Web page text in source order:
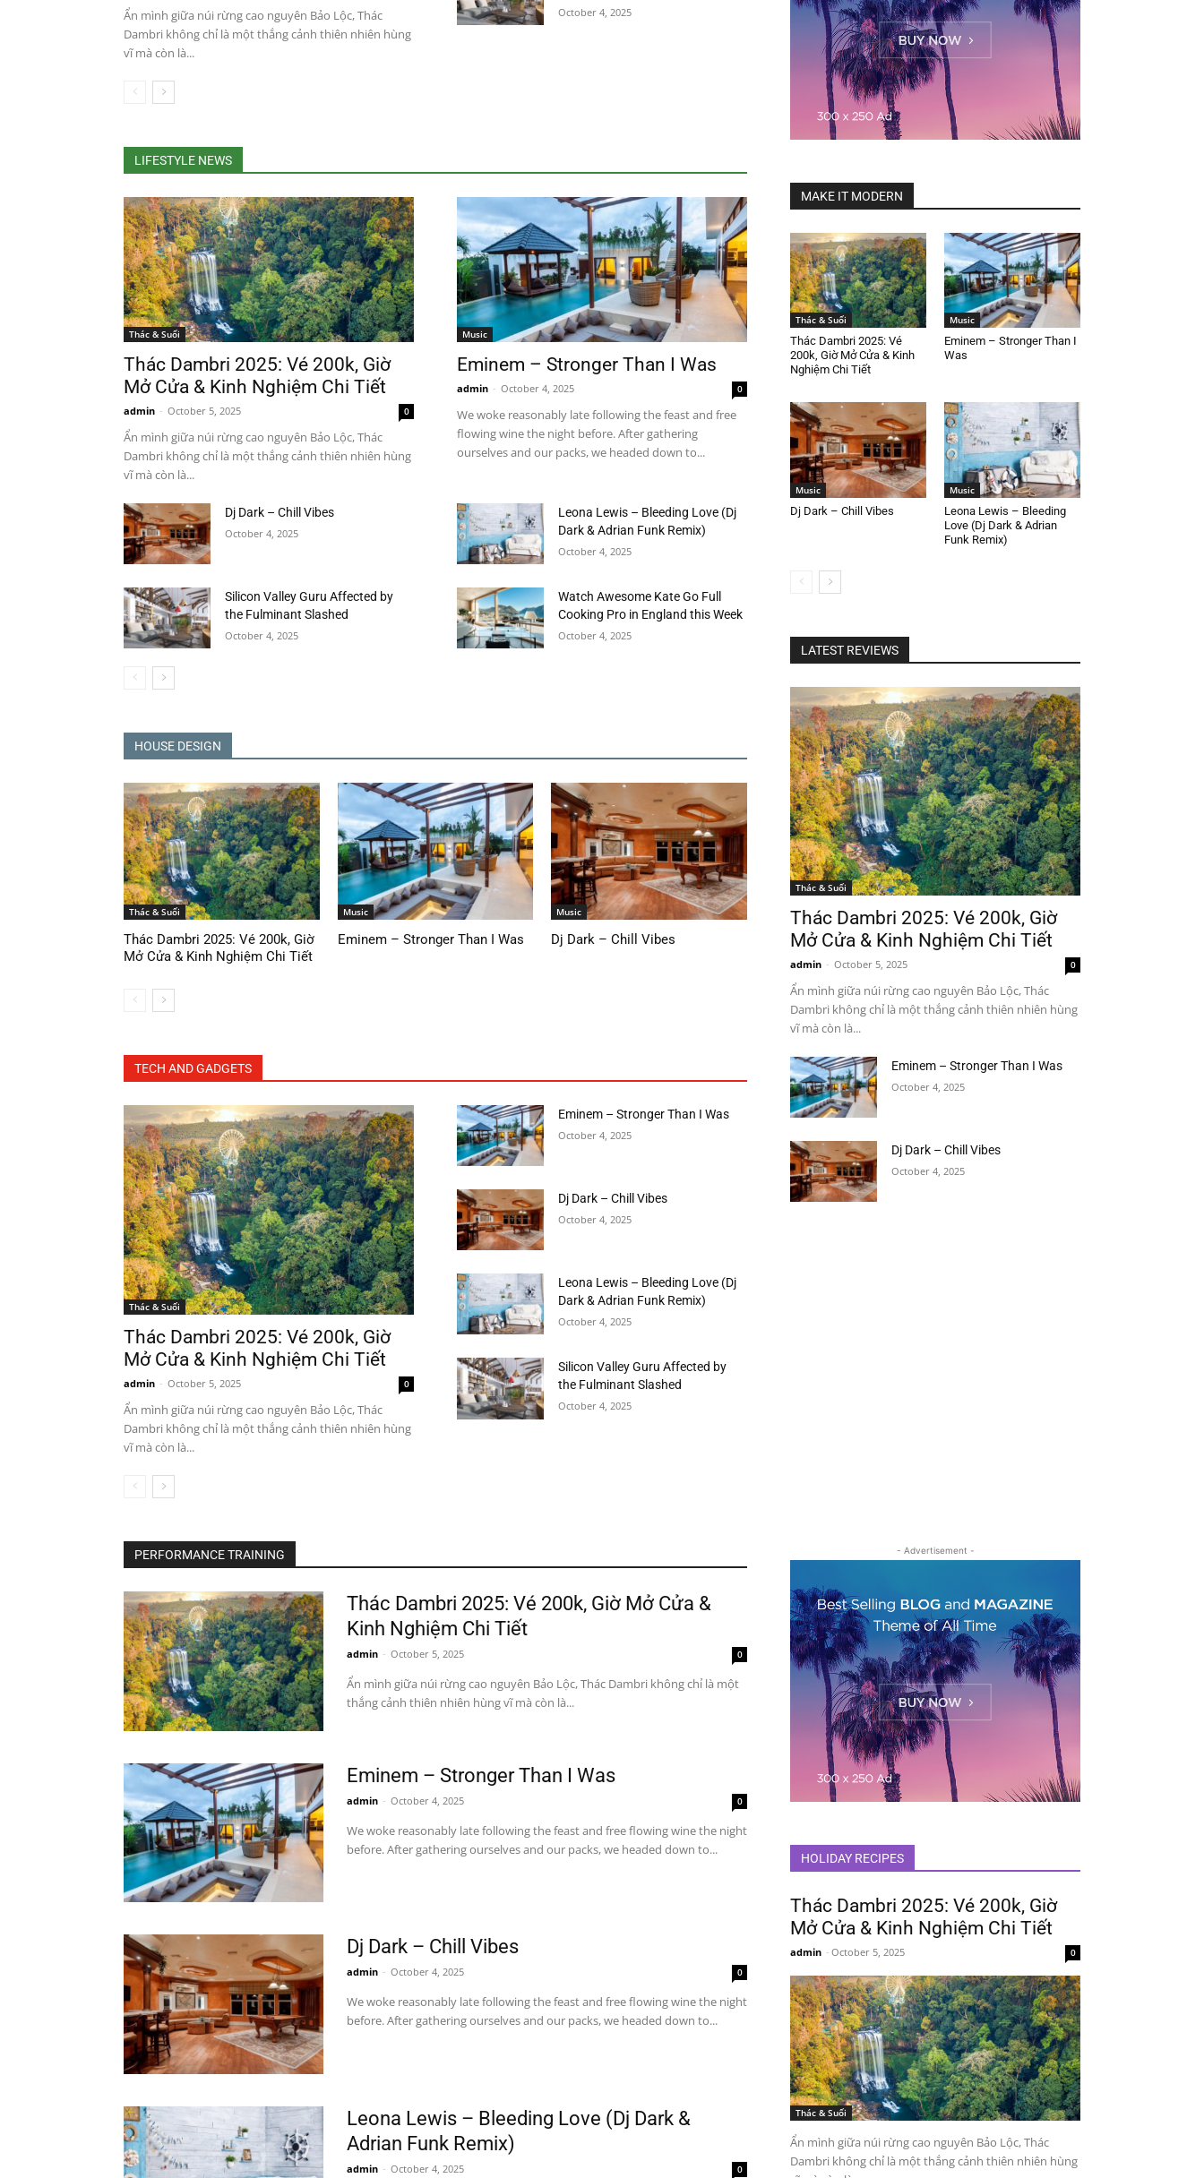
Ẩn mình giữa núi rừng cao nguyên Bảo Lộc, Thác
Dambri không chỉ là một thắng cảnh thiên nhiên hùng
vĩ mà còn là...
October 4, 2025
LIFESTYLE NEWS
Thác & Suối
Thác Dambri 2025: Vé 200k, Giờ
Mở Cửa & Kinh Nghiệm Chi Tiết
admin - October 5, 2025 0
Ẩn mình giữa núi rừng cao nguyên Bảo Lộc, Thác
Dambri không chỉ là một thắng cảnh thiên nhiên hùng
vĩ mà còn là...
Music
Eminem – Stronger Than I Was
admin - October 4, 2025 0
We woke reasonably late following the feast and free
flowing wine the night before. After gathering
ourselves and our packs, we headed down to...
Dj Dark – Chill Vibes
October 4, 2025
Leona Lewis – Bleeding Love (Dj
Dark & Adrian Funk Remix)
October 4, 2025
Silicon Valley Guru Affected by
the Fulminant Slashed
October 4, 2025
Watch Awesome Kate Go Full
Cooking Pro in England this Week
October 4, 2025
HOUSE DESIGN
Thác & Suối
Thác Dambri 2025: Vé 200k, Giờ
Mở Cửa & Kinh Nghiệm Chi Tiết
Music
Eminem – Stronger Than I Was
Music
Dj Dark – Chill Vibes
TECH AND GADGETS
Thác & Suối
Thác Dambri 2025: Vé 200k, Giờ
Mở Cửa & Kinh Nghiệm Chi Tiết
admin - October 5, 2025 0
Ẩn mình giữa núi rừng cao nguyên Bảo Lộc, Thác
Dambri không chỉ là một thắng cảnh thiên nhiên hùng
vĩ mà còn là...
Eminem – Stronger Than I Was
October 4, 2025
Dj Dark – Chill Vibes
October 4, 2025
Leona Lewis – Bleeding Love (Dj
Dark & Adrian Funk Remix)
October 4, 2025
Silicon Valley Guru Affected by
the Fulminant Slashed
October 4, 2025
MAKE IT MODERN
Thác & Suối
Thác Dambri 2025: Vé
200k, Giờ Mở Cửa & Kinh
Nghiệm Chi Tiết
Music
Eminem – Stronger Than I
Was
Music
Dj Dark – Chill Vibes
Music
Leona Lewis – Bleeding
Love (Dj Dark & Adrian
Funk Remix)
LATEST REVIEWS
Thác & Suối
Thác Dambri 2025: Vé 200k, Giờ
Mở Cửa & Kinh Nghiệm Chi Tiết
admin - October 5, 2025 0
Ẩn mình giữa núi rừng cao nguyên Bảo Lộc, Thác
Dambri không chỉ là một thắng cảnh thiên nhiên hùng
vĩ mà còn là...
Eminem – Stronger Than I Was
October 4, 2025
Dj Dark – Chill Vibes
October 4, 2025
PERFORMANCE TRAINING
Thác Dambri 2025: Vé 200k, Giờ Mở Cửa &
Kinh Nghiệm Chi Tiết
admin - October 5, 2025 0
Ẩn mình giữa núi rừng cao nguyên Bảo Lộc, Thác Dambri không chỉ là một
thắng cảnh thiên nhiên hùng vĩ mà còn là...
Eminem – Stronger Than I Was
admin - October 4, 2025 0
We woke reasonably late following the feast and free flowing wine the night
before. After gathering ourselves and our packs, we headed down to...
Dj Dark – Chill Vibes
admin - October 4, 2025 0
We woke reasonably late following the feast and free flowing wine the night
before. After gathering ourselves and our packs, we headed down to...
Leona Lewis – Bleeding Love (Dj Dark &
Adrian Funk Remix)
admin - October 4, 2025 0
- Advertisement -
HOLIDAY RECIPES
Thác Dambri 2025: Vé 200k, Giờ
Mở Cửa & Kinh Nghiệm Chi Tiết
admin - October 5, 2025 0
Thác & Suối
Ẩn mình giữa núi rừng cao nguyên Bảo Lộc, Thác
Dambri không chỉ là một thắng cảnh thiên nhiên hùng